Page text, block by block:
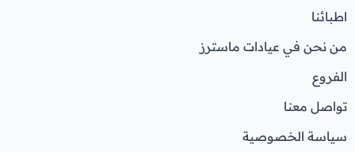
اطبائنا
من نحن في عيادات ماسترز
الفروع
تواصل معنا
سياسة الخصوصية